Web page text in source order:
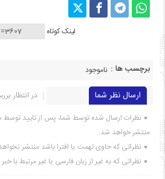
لینک کوتاه
برچسب ها : ناموجود
ارسال نظر شما
در انتظار
نظرات ارسال شده توسط شما، پس از تایید
منتشر خواهد شد.
نظراتی که حاوی تهمت یا افترا باشد منتشر
نظراتی که به غیر از زبان فارسی یا غیر مرتبط با